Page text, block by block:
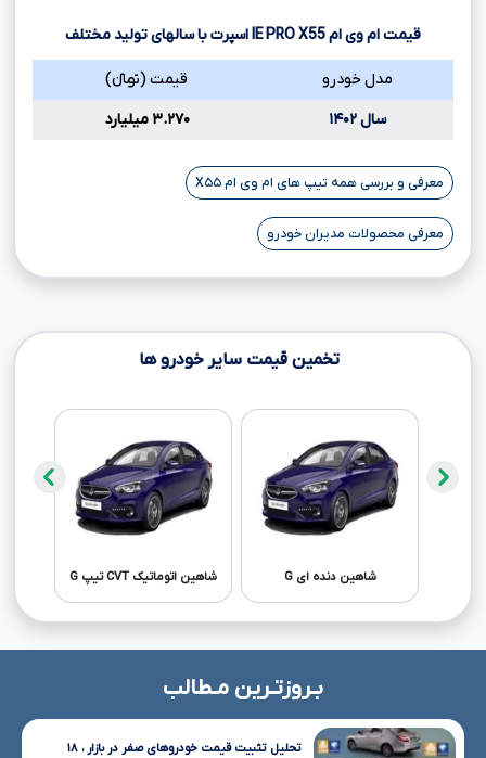
قیمت ام وی امX55
PRO
IEاسپرت با سالهای تولید مختلف
مدل خودرو
قیمت (تومانءءء)
سال ۱۴۰۲
۳.۲۷۰ میلیارد
معرفی و بررسی همه تیپ های ام وی ام X۵۵
معرفی محصولات مدیران خودرو
تخمین قیمت سایر خودرو ها
شاهین دنده ای G شاهین اتوماتیک CVT تیپ G
بـروزتـرین مـطالب
تحلیل تثبیت قیمت خودروهای صفر در بازار ، ۱۸